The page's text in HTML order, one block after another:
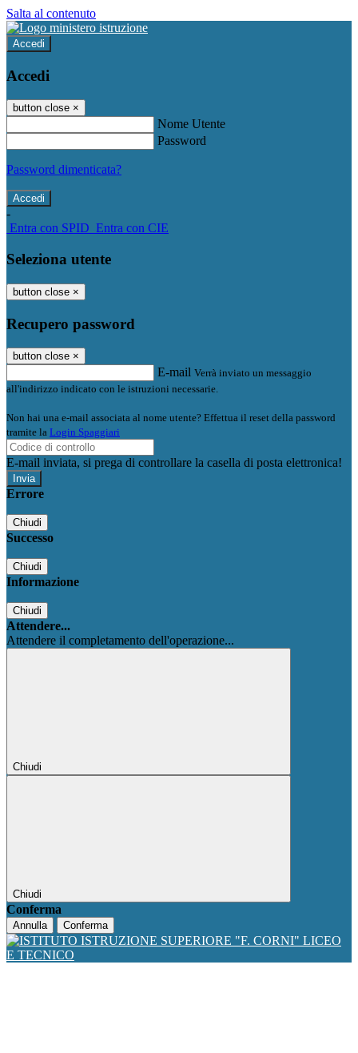
Salta al contenuto
Accedi
Accedi
button close ×
Nome Utente
Password
Password dimenticata?
-
Entra con SPID Entra con CIE
Seleziona utente
button close ×
Recupero password
button close ×
E-mail Verrà inviato un messaggio
all'indirizzo indicato con le istruzioni necessarie.
Non hai una e-mail associata al nome utente? Effettua il reset della password
tramite la Login Spaggiari
E-mail inviata, si prega di controllare la casella di posta elettronica!
Errore
Chiudi
Successo
Chiudi
Informazione
Chiudi
Attendere...
Attendere il completamento dell'operazione...
Chiudi
Chiudi
Conferma
Annulla Conferma